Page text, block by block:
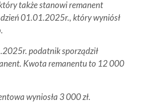
także stanowi remanent
01.01.2025r., który wyniósł
podatnik sporządził
Kwota remanentu to 12 000
wyniosła 3 000 zł.